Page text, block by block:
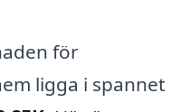
för
ligga i spannet